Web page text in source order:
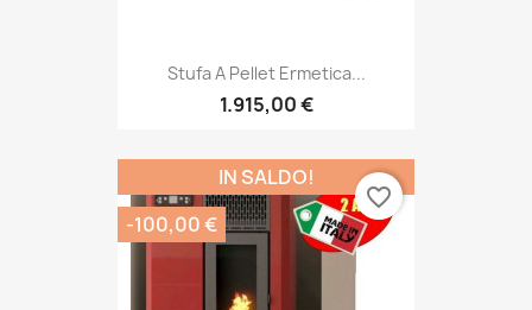
Stufa A Pellet Ermetica...
1.915,00 €
IN SALDO!
-100,00 €
favorite_border